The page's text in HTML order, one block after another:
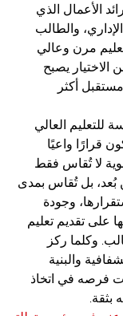
الأعمال الذي
والطالب
مرن وعالي
الاختيار يصبح
أكثر
للتعليم العالي
قرارًا واعيًا
لا تُقاس فقط
بُعد، بل تُقاس بمدى
وجودة
على تقديم تعليم
وكلما ركز
والبنية
فرصه في اتخاذ
بثقة.